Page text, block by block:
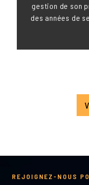
gestion de son
des années de
REJOIGNEZ-NOUS